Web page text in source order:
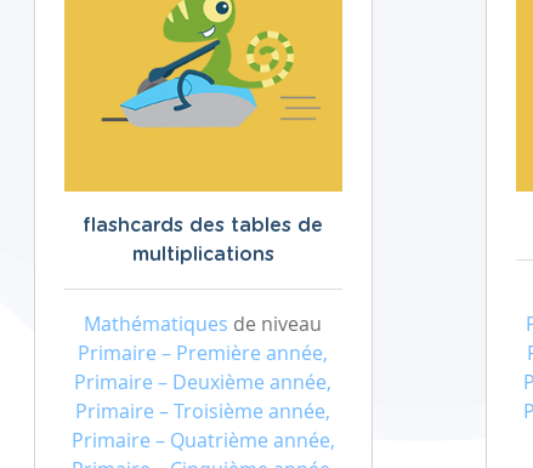
flashcards des tables de
multiplications
Mathématiques de niveau
Primaire – Première année,
Primaire – Deuxième année,
Primaire – Troisième année,
Primaire – Quatrième année,